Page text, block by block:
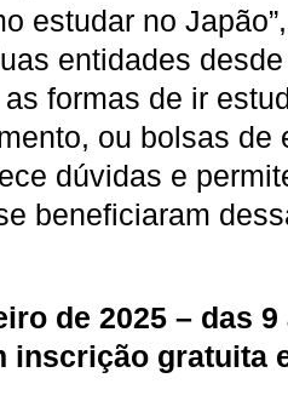
estudar no
entidades desde
formas de ir
ou bolsas de
dúvidas e
beneficiaram
de 2025 – das
inscrição gratuita